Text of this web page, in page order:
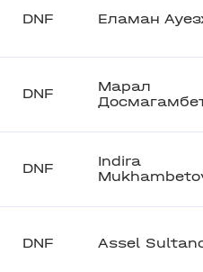
DNF Еламан
DNF
Марал
DNF
Indira
DNF Assel